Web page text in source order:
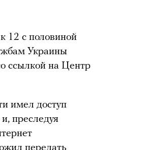
12 с половиной
Украины
ссылкой на Центр
имел доступ
преследуя
передать